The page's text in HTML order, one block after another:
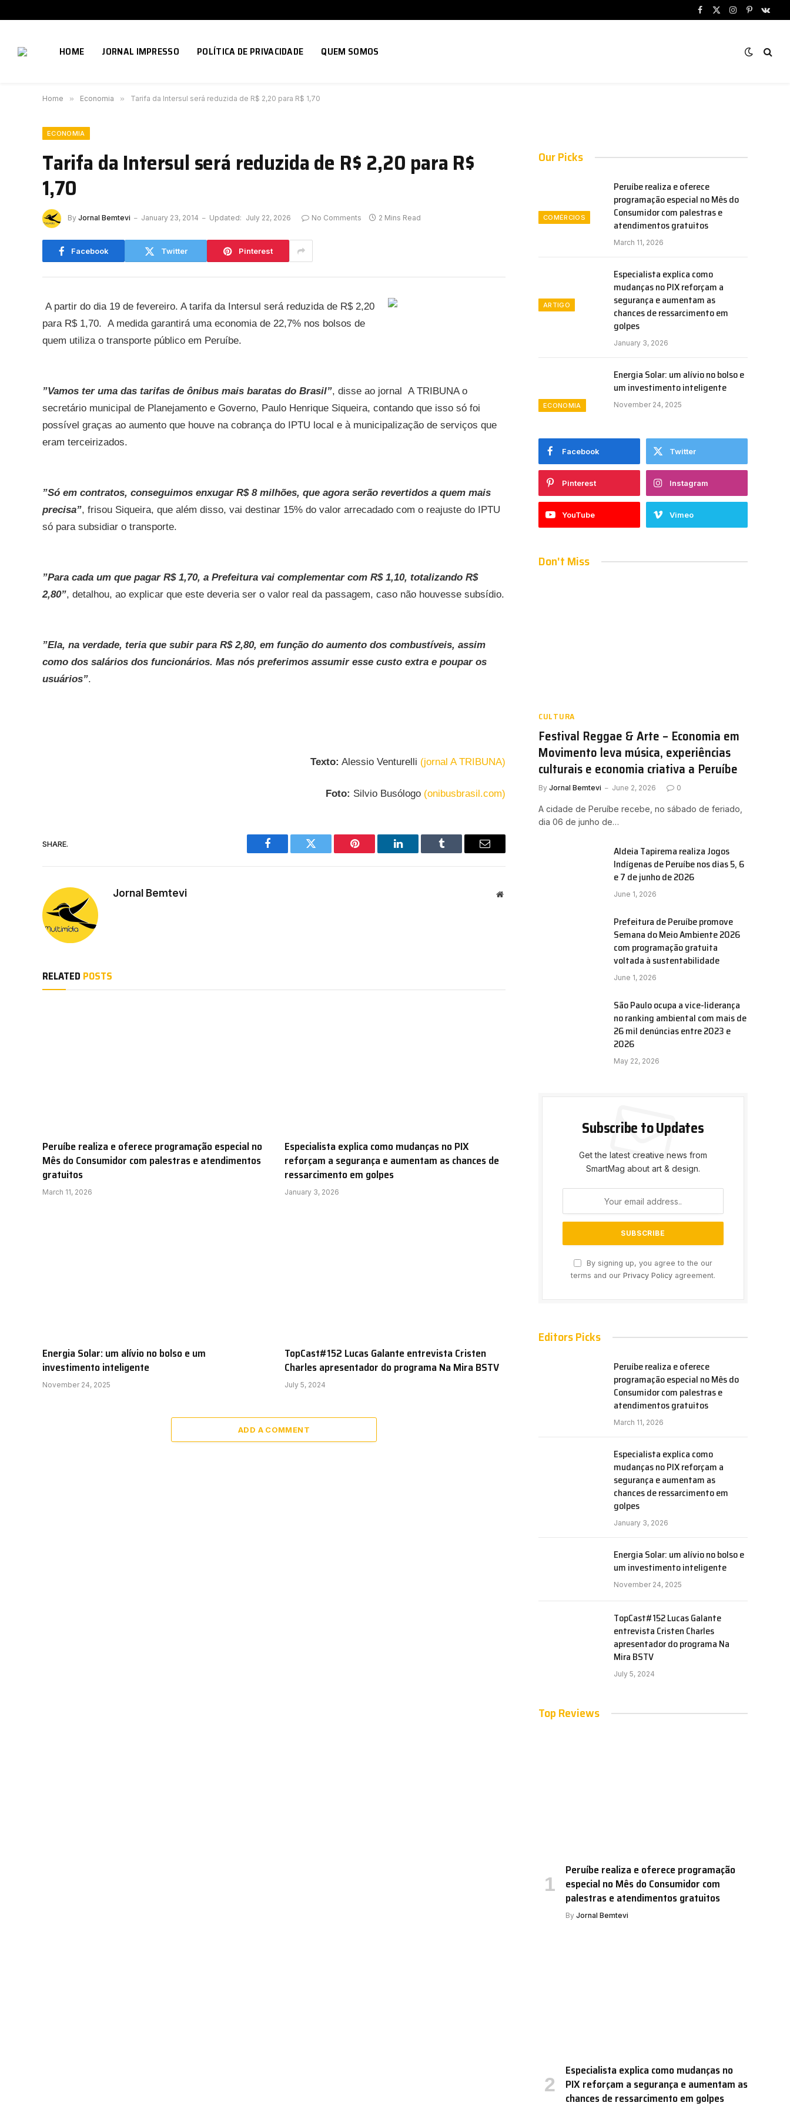
Facebook
X
Instagram
Pinterest
HOME JORNAL IMPRESSO POLÍTICA DE PRIVACIDADE QUEM SOMOS
Home » Economia » Tarifa da Intersul será reduzida de R$ 2,20 para R$ 1,70
ECONOMIA
Tarifa da Intersul será reduzida de R$ 2,20 para R$
1,70
By Jornal Bemtevi January 23, 2014 Updated: July 22, 2026 No Comments 2 Mins Read
Facebook Twitter Pinterest
A partir do dia 19 de fevereiro. A tarifa da Intersul será reduzida de R$ 2,20
para R$ 1,70. A medida garantirá uma economia de 22,7% nos bolsos de
quem utiliza o transporte público em Peruíbe.
”Vamos ter uma das tarifas de ônibus mais baratas do Brasil”, disse ao jornal A TRIBUNA o
secretário municipal de Planejamento e Governo, Paulo Henrique Siqueira, contando que isso só foi
possível graças ao aumento que houve na cobrança do IPTU local e à municipalização de serviços que
eram terceirizados.
”Só em contratos, conseguimos enxugar R$ 8 milhões, que agora serão revertidos a quem mais
precisa”, frisou Siqueira, que além disso, vai destinar 15% do valor arrecadado com o reajuste do IPTU
só para subsidiar o transporte.
”Para cada um que pagar R$ 1,70, a Prefeitura vai complementar com R$ 1,10, totalizando R$
2,80”, detalhou, ao explicar que este deveria ser o valor real da passagem, caso não houvesse subsídio.
”Ela, na verdade, teria que subir para R$ 2,80, em função do aumento dos combustíveis, assim
como dos salários dos funcionários. Mas nós preferimos assumir esse custo extra e poupar os
usuários”.
Texto: Alessio Venturelli (jornal A TRIBUNA)
Foto: Silvio Busólogo (onibusbrasil.com)
SHARE.
Facebook Twitter Pinterest LinkedIn Tumblr Email
Jornal Bemtevi Website
RELATED POSTS
Peruíbe realiza e oferece programação especial no
Mês do Consumidor com palestras e atendimentos
gratuitos
March 11, 2026
Especialista explica como mudanças no PIX
reforçam a segurança e aumentam as chances de
ressarcimento em golpes
January 3, 2026
Energia Solar: um alívio no bolso e um
investimento inteligente
November 24, 2025
TopCast#152 Lucas Galante entrevista Cristen
Charles apresentador do programa Na Mira BSTV
July 5, 2024
ADD A COMMENT
Our Picks
COMÉRCIOS
Peruíbe realiza e oferece
programação especial no Mês do
Consumidor com palestras e
atendimentos gratuitos
March 11, 2026
ARTIGO
Especialista explica como
mudanças no PIX reforçam a
segurança e aumentam as
chances de ressarcimento em
golpes
January 3, 2026
ECONOMIA
Energia Solar: um alívio no bolso e
um investimento inteligente
November 24, 2025
Facebook Twitter
Pinterest Instagram
YouTube Vimeo
Don't Miss
CULTURA
Festival Reggae & Arte – Economia em
Movimento leva música, experiências
culturais e economia criativa a Peruíbe
By Jornal Bemtevi June 2, 2026 0
A cidade de Peruíbe recebe, no sábado de feriado,
dia 06 de junho de…
Aldeia Tapirema realiza Jogos
Indígenas de Peruíbe nos dias 5, 6
e 7 de junho de 2026
June 1, 2026
Prefeitura de Peruíbe promove
Semana do Meio Ambiente 2026
com programação gratuita
voltada à sustentabilidade
June 1, 2026
São Paulo ocupa a vice-liderança
no ranking ambiental com mais de
26 mil denúncias entre 2023 e
2026
May 22, 2026
Subscribe to Updates
Get the latest creative news from
SmartMag about art & design.
By signing up, you agree to the our
terms and our Privacy Policy agreement.
Editors Picks
Peruíbe realiza e oferece
programação especial no Mês do
Consumidor com palestras e
atendimentos gratuitos
March 11, 2026
Especialista explica como
mudanças no PIX reforçam a
segurança e aumentam as
chances de ressarcimento em
golpes
January 3, 2026
Energia Solar: um alívio no bolso e
um investimento inteligente
November 24, 2025
TopCast#152 Lucas Galante
entrevista Cristen Charles
apresentador do programa Na
Mira BSTV
July 5, 2024
Top Reviews
Peruíbe realiza e oferece programação
especial no Mês do Consumidor com
palestras e atendimentos gratuitos
By Jornal Bemtevi
Especialista explica como mudanças no
PIX reforçam a segurança e aumentam as
chances de ressarcimento em golpes